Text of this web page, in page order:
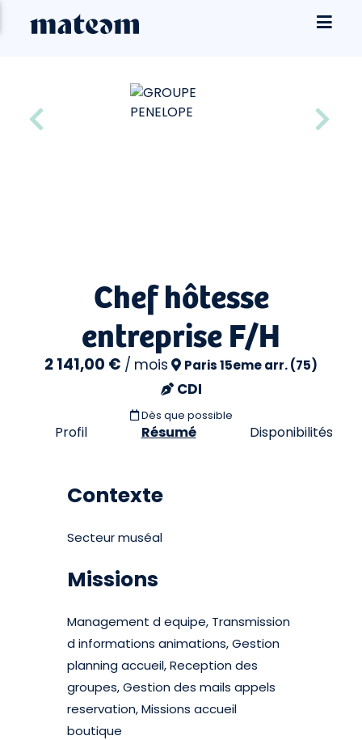
Chef hôtesse
entreprise F/H
2 141,00 € / mois Paris 15eme arr. (75)
CDI
Dès que possible
Profil Résumé Disponibilités
Contexte
Secteur muséal
Missions
Management d equipe, Transmission
d informations animations, Gestion
planning accueil, Reception des
groupes, Gestion des mails appels
reservation, Missions accueil
boutique